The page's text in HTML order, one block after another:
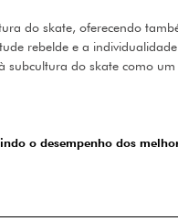
do skate, oferecendo
rebelde e a
subcultura do skate como
o desempenho dos